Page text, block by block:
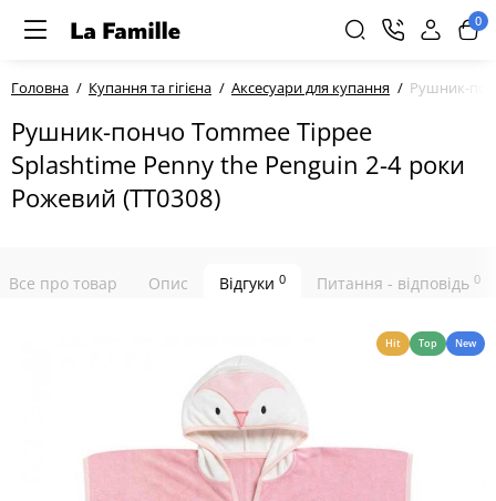
0
Головна Купання та гігієна Аксесуари для купання Рушник-
Рушник-пончо Tommee Tippee
Splashtime Penny the Penguin 2-4 роки
Рожевий (TT0308)
Все про товар Опис Відгуки 0 Питання - відповідь 0
Hit Top New